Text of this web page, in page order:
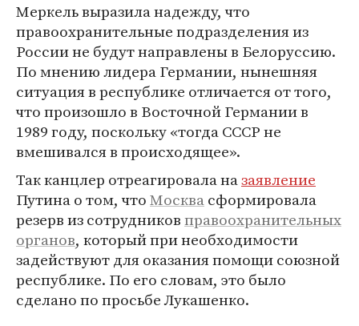
Меркель выразила надежду, что
правоохранительные подразделения из
России не будут направлены в Белоруссию.
По мнению лидера Германии, нынешняя
ситуация в республике отличается от того,
что произошло в Восточной Германии в
1989 году, поскольку «тогда СССР не
вмешивался в происходящее».
Так канцлер отреагировала назаявление
Путина о том, чтоМосквасформировала
резерв из сотрудниковправоохранительных
органов, который при необходимости
задействуют для оказания помощи союзной
республике. По его словам, это было
сделано по просьбе Лукашенко.